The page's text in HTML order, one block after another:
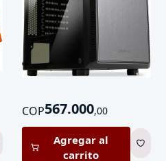
Gabinete PC Zalman S4 Mid
Tower ATX con 2
Ventiladores 120mm
COP567.000,00
Agregar al
carrito